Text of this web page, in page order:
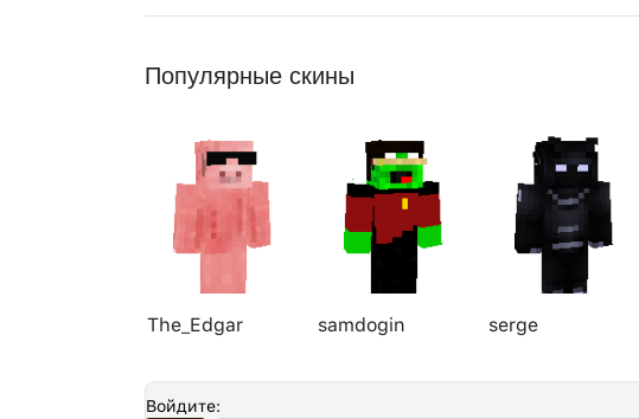
Популярные скины
The_Edgar samdogin serge
Войдите: